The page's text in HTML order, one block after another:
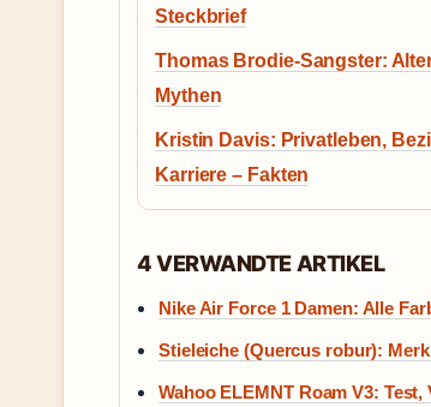
Steckbrief
Thomas Brodie-Sangster:
Mythen
Kristin Davis: Privatleben,
Karriere – Fakten
4 VERWANDTE ARTIKEL
Nike Air Force 1 Damen: Alle
Stieleiche (Quercus robur):
Wahoo ELEMNT Roam V3: